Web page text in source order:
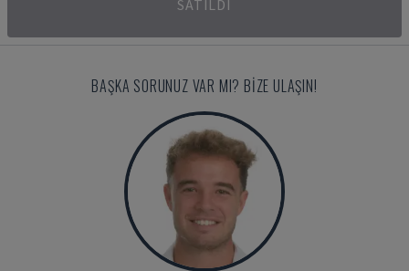
SATILDI
BAŞKA SORUNUZ VAR MI? BIZE ULAŞIN!